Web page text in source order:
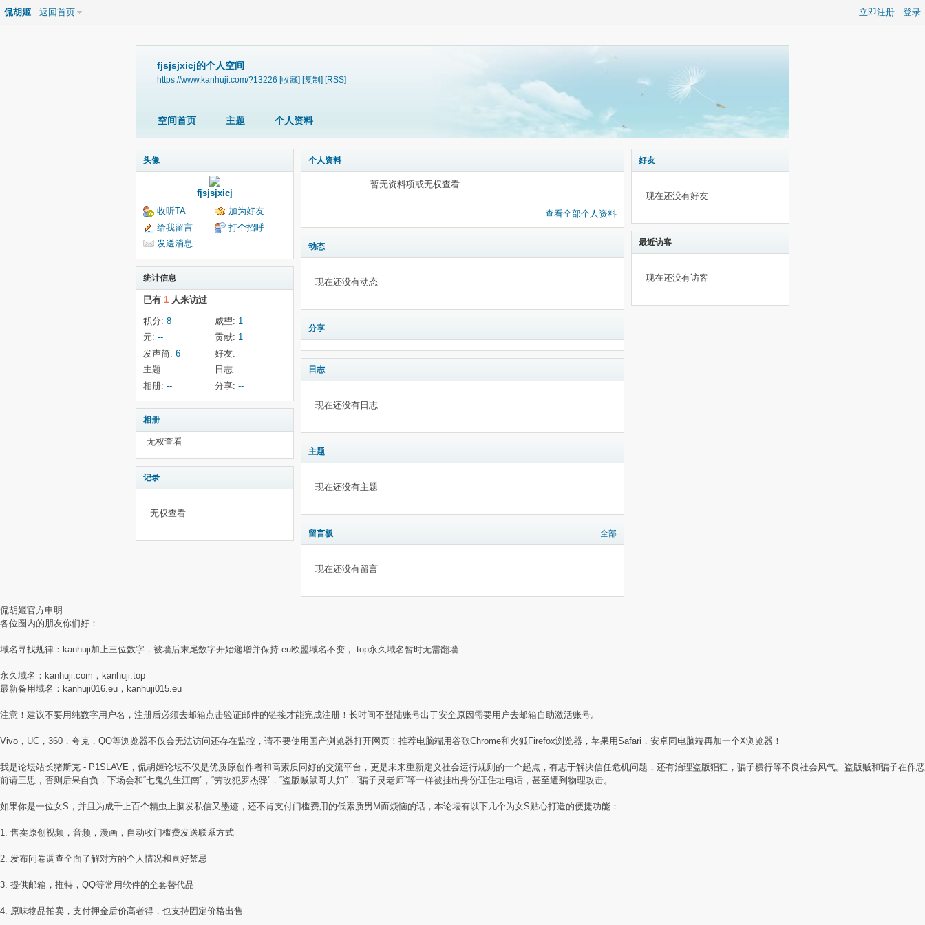
立即注册 登录
侃胡姬 返回首页
fjsjsjxicj的个人空间
https://www.kanhuji.com/?13226 [收藏] [复制] [RSS]
空间首页 主题 个人资料
头像
fjsjsjxicj
收听TA
加为好友
给我留言
打个招呼
发送消息
统计信息
已有 1 人来访过
积分: 8 威望: 1
元: -- 贡献: 1
发声筒: 6 好友: --
主题: -- 日志: --
相册: -- 分享: --
相册
无权查看
记录
无权查看
个人资料
暂无资料项或无权查看
查看全部个人资料
动态
现在还没有动态
分享
日志
现在还没有日志
主题
现在还没有主题
留言板 全部
现在还没有留言
好友
现在还没有好友
最近访客
现在还没有访客
侃胡姬官方申明
各位圈内的朋友你们好：
域名寻找规律：kanhuji加上三位数字，被墙后末尾数字开始递增并保持.eu欧盟域名不变，.top永久域名暂时无需翻墙
永久域名：kanhuji.com，kanhuji.top
最新备用域名：kanhuji016.eu，kanhuji015.eu
注意！建议不要用纯数字用户名，注册后必须去邮箱点击验证邮件的链接才能完成注册！长时间不登陆账号出于安全原因需要用户去邮箱自助激活账号。
Vivo，UC，360，夸克，QQ等浏览器不仅会无法访问还存在监控，请不要使用国产浏览器打开网页！推荐电脑端用谷歌Chrome和火狐Firefox浏览器，苹果用Safari，安卓同电脑端再加一个X浏览器！
我是论坛站长猪斯克 - P1SLAVE，侃胡姬论坛不仅是优质原创作者和高素质同好的交流平台，更是未来重新定义社会运行规则的一个起点，有志于解决信任危机问题，还有治理盗版猖狂，骗子横行等不良社会风气。盗版贼和骗子在作恶
前请三思，否则后果自负，下场会和“七鬼先生江南”，“劳改犯罗杰驿”，“盗版贼鼠哥夫妇”，“骗子灵老师”等一样被挂出身份证住址电话，甚至遭到物理攻击。
如果你是一位女S，并且为成千上百个精虫上脑发私信又墨迹，还不肯支付门槛费用的低素质男M而烦恼的话，本论坛有以下几个为女S贴心打造的便捷功能：
1. 售卖原创视频，音频，漫画，自动收门槛费发送联系方式
2. 发布问卷调查全面了解对方的个人情况和喜好禁忌
3. 提供邮箱，推特，QQ等常用软件的全套替代品
4. 原味物品拍卖，支付押金后价高者得，也支持固定价格出售